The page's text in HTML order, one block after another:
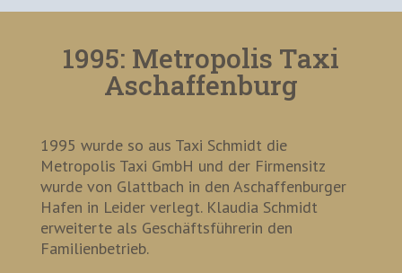
1995: Metropolis Taxi
Aschaffenburg
1995 wurde so aus Taxi Schmidt die
Metropolis Taxi GmbH und der Firmensitz
wurde von Glattbach in den Aschaffenburger
Hafen in Leider verlegt. Klaudia Schmidt
erweiterte als Geschäftsführerin den
Familienbetrieb.